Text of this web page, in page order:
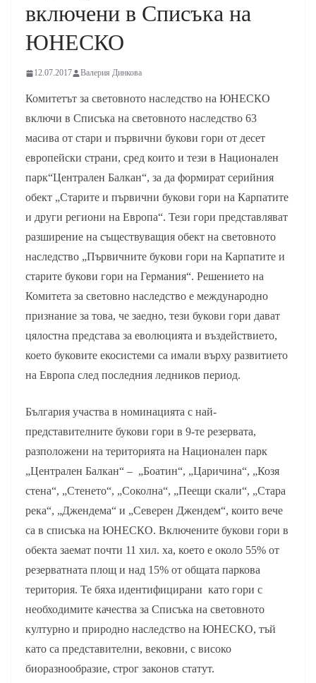
включени в Списъка на
ЮНЕСКО
12.07.2017 Валерия Динкова
Комитетът за световното наследство на ЮНЕСКО
включи в Списъка на световното наследство 63
масива от стари и първични букови гори от десет
европейски страни, сред които и тези в Национален
парк“Централен Балкан“, за да формират серийния
обект „Старите и първични букови гори на Карпатите
и други региони на Европа“. Тези гори представляват
разширение на съществуващия обект на световното
наследство „Първичните букови гори на Карпатите и
старите букови гори на Германия“. Решението на
Комитета за световно наследство е международно
признание за това, че заедно, тези букови гори дават
цялостна представа за еволюцията и въздействието,
което буковите екосистеми са имали върху развитието
на Европа след последния ледников период.
България участва в номинацията с най-
представителните букови гори в 9-те резервата,
разположени на територията на Национален парк
„Централен Балкан“ – „Боатин“, „Царичина“, „Козя
стена“, „Стенето“, „Соколна“, „Пеещи скали“, „Стара
река“, „Джендема“ и „Северен Джендем“, които вече
са в списъка на ЮНЕСКО. Включените букови гори в
обекта заемат почти 11 хил. ха, което е около 55% от
резерватната площ и над 15% от общата паркова
територия. Те бяха идентифицирани като гори с
необходимите качества за Списъка на световното
културно и природно наследство на ЮНЕСКО, тъй
като са представителни, вековни, с високо
биоразнообразие, строг законов статут.